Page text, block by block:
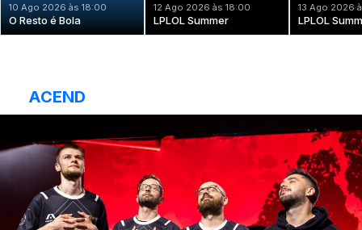
10 Ago 2026 às 18:00
O Resto é Bola
12 Ago 2026 às 18:00
LPLOL Summer
13 Ago 2026
LPLOL
ACEND